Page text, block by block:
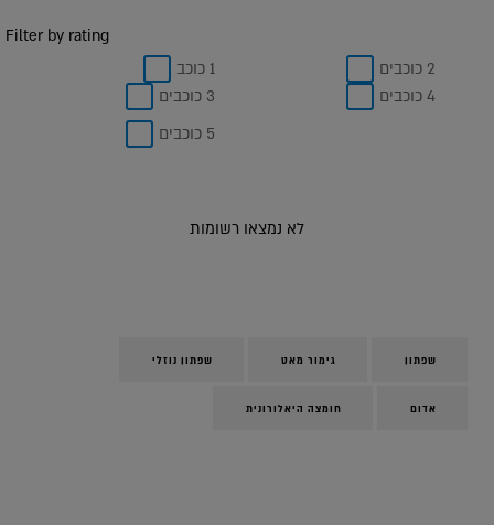
Filter by rating
1 כוכב
2 כוכבים
3 כוכבים
4 כוכבים
5 כוכבים
לא נמצאו רשומות
שפתון גימור מאט שפתון נוזלי
אדום חומצה היאלורונית